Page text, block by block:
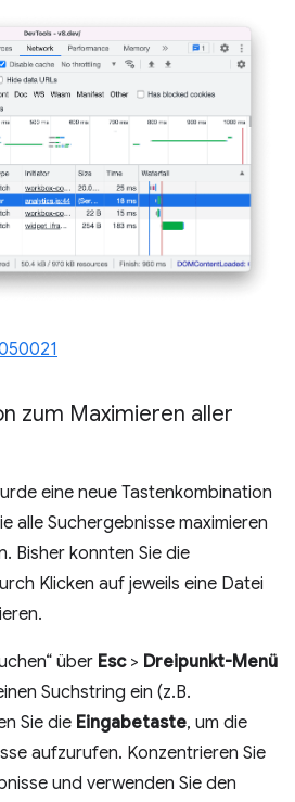
zum Maximieren aller
eine neue Tastenkombination
alle Suchergebnisse maximieren
Bisher konnten Sie die
Klicken auf jeweils eine Datei
über Esc> Dreipunkt-Menü
Suchstring ein (z.B.
Sie die Eingabetaste, um die
aufzurufen. Konzentrieren Sie
und verwenden Sie den